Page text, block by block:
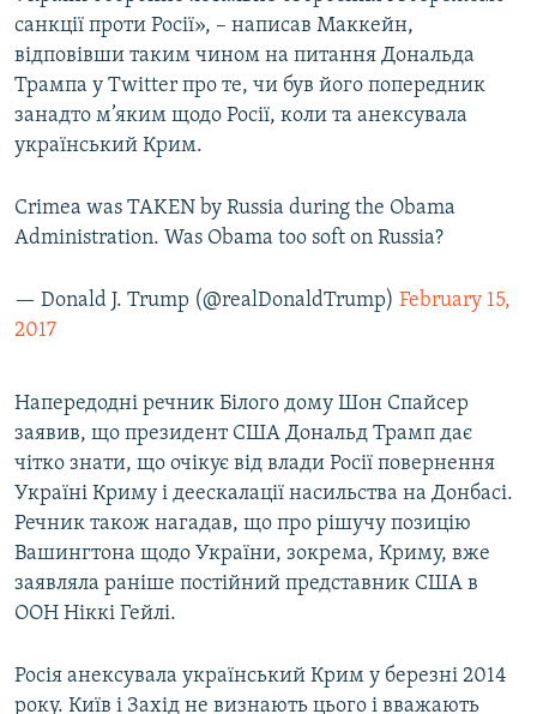
санкції проти Росії», – написав Маккейн,
відповівши таким чином на питання Дональда
Трампа у Twitter про те, чи був його попередник
занадто м’яким щодо Росії, коли та анексувала
український Крим.
Crimea was TAKEN by Russia during the Obama
Administration. Was Obama too soft on Russia?
— Donald J. Trump (@realDonaldTrump) February 15,
2017
Напередодні речник Білого дому Шон Спайсер
заявив, що президент США Дональд Трамп дає
чітко знати, що очікує від влади Росії повернення
Україні Криму і деескалації насильства на Донбасі.
Речник також нагадав, що про рішучу позицію
Вашингтона щодо України, зокрема, Криму, вже
заявляла раніше постійний представник США в
ООН Ніккі Гейлі.
Росія анексувала український Крим у березні 2014
року. Київ і Захід не визнають цього і вважають